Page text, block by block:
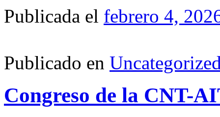
Publicada el febrero 4,
Publicado en
Congreso de la CNT-